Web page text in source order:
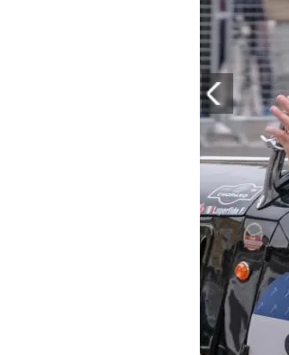
NEWS
FOTO
CONCORSI
EVENTI
VIDEO
TV
PRINCIPATO